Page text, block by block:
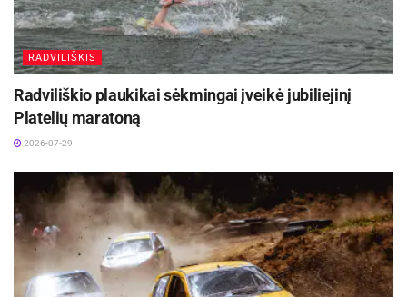
RADVILIŠKIS
Radviliškio plaukikai sėkmingai įveikė jubiliejinį
Platelių maratoną
2026-07-29